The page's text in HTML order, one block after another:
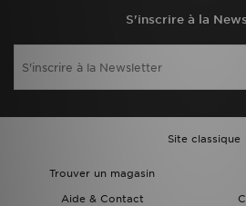
S'inscrire à la
Site classique
Trouver un magasin
Aide & Contact